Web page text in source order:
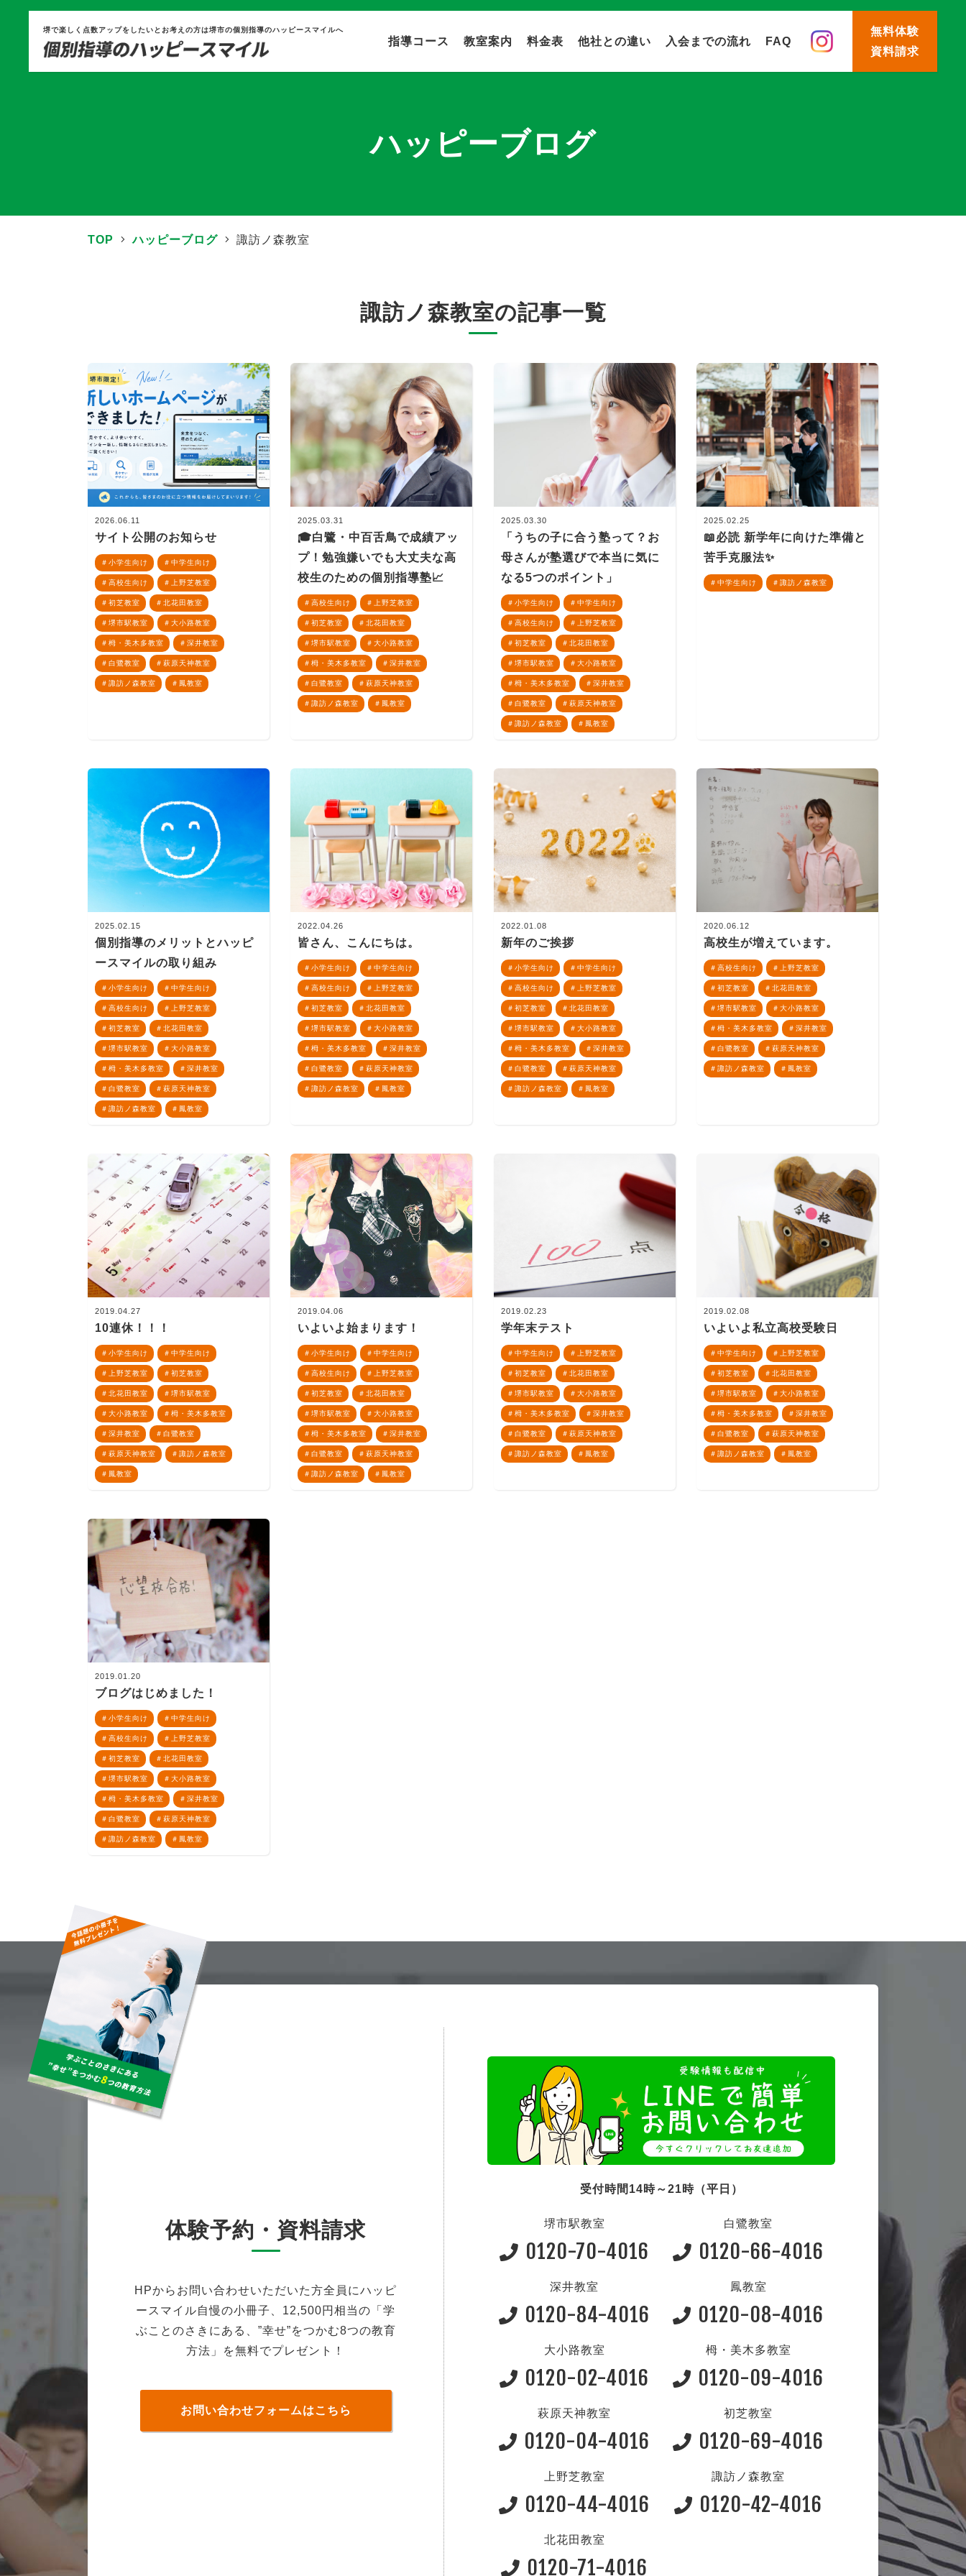
堺で楽しく点数アップをしたいとお考えの方は堺市の個別指導のハッピースマイルへ
指導コース 教室案内 料金表 他社との違い 入会までの流れ FAQ
無料体験
資料請求
ハッピーブログ
TOP ハッピーブログ 諏訪ノ森教室
諏訪ノ森教室の記事一覧
2026.06.11
サイト公開のお知らせ
小学生向け 中学生向け
高校生向け 上野芝教室
初芝教室 北花田教室
堺市駅教室 大小路教室
栂・美木多教室 深井教室
白鷺教室 萩原天神教室
諏訪ノ森教室 鳳教室
2025.03.31
🎓白鷺・中百舌鳥で成績アッ
プ！勉強嫌いでも大丈夫な高
校生のための個別指導塾📈
高校生向け 上野芝教室
初芝教室 北花田教室
堺市駅教室 大小路教室
栂・美木多教室 深井教室
白鷺教室 萩原天神教室
諏訪ノ森教室 鳳教室
2025.03.30
「うちの子に合う塾って？お
母さんが塾選びで本当に気に
なる5つのポイント」
小学生向け 中学生向け
高校生向け 上野芝教室
初芝教室 北花田教室
堺市駅教室 大小路教室
栂・美木多教室 深井教室
白鷺教室 萩原天神教室
諏訪ノ森教室 鳳教室
2025.02.25
📖必読 新学年に向けた準備と
苦手克服法✨
中学生向け 諏訪ノ森教室
2025.02.15
個別指導のメリットとハッピ
ースマイルの取り組み
小学生向け 中学生向け
高校生向け 上野芝教室
初芝教室 北花田教室
堺市駅教室 大小路教室
栂・美木多教室 深井教室
白鷺教室 萩原天神教室
諏訪ノ森教室 鳳教室
2022.04.26
皆さん、こんにちは。
小学生向け 中学生向け
高校生向け 上野芝教室
初芝教室 北花田教室
堺市駅教室 大小路教室
栂・美木多教室 深井教室
白鷺教室 萩原天神教室
諏訪ノ森教室 鳳教室
2022.01.08
新年のご挨拶
小学生向け 中学生向け
高校生向け 上野芝教室
初芝教室 北花田教室
堺市駅教室 大小路教室
栂・美木多教室 深井教室
白鷺教室 萩原天神教室
諏訪ノ森教室 鳳教室
2020.06.12
高校生が増えています。
高校生向け 上野芝教室
初芝教室 北花田教室
堺市駅教室 大小路教室
栂・美木多教室 深井教室
白鷺教室 萩原天神教室
諏訪ノ森教室 鳳教室
2019.04.27
10連休！！！
小学生向け 中学生向け
上野芝教室 初芝教室
北花田教室 堺市駅教室
大小路教室 栂・美木多教室
深井教室 白鷺教室
萩原天神教室 諏訪ノ森教室
鳳教室
2019.04.06
いよいよ始まります！
小学生向け 中学生向け
高校生向け 上野芝教室
初芝教室 北花田教室
堺市駅教室 大小路教室
栂・美木多教室 深井教室
白鷺教室 萩原天神教室
諏訪ノ森教室 鳳教室
2019.02.23
学年末テスト
中学生向け 上野芝教室
初芝教室 北花田教室
堺市駅教室 大小路教室
栂・美木多教室 深井教室
白鷺教室 萩原天神教室
諏訪ノ森教室 鳳教室
2019.02.08
いよいよ私立高校受験日
中学生向け 上野芝教室
初芝教室 北花田教室
堺市駅教室 大小路教室
栂・美木多教室 深井教室
白鷺教室 萩原天神教室
諏訪ノ森教室 鳳教室
2019.01.20
ブログはじめました！
小学生向け 中学生向け
高校生向け 上野芝教室
初芝教室 北花田教室
堺市駅教室 大小路教室
栂・美木多教室 深井教室
白鷺教室 萩原天神教室
諏訪ノ森教室 鳳教室
体験予約・資料請求
HPからお問い合わせいただいた方全員にハッピ
ースマイル自慢の小冊子、12,500円相当の「学
ぶことのさきにある、”幸せ”をつかむ8つの教育
方法」を無料でプレゼント！
お問い合わせフォームはこちら
受付時間14時～21時（平日）
堺市駅教室
0120-70-4016
白鷺教室
0120-66-4016
深井教室
0120-84-4016
鳳教室
0120-08-4016
大小路教室
0120-02-4016
栂・美木多教室
0120-09-4016
萩原天神教室
0120-04-4016
初芝教室
0120-69-4016
上野芝教室
0120-44-4016
諏訪ノ森教室
0120-42-4016
北花田教室
0120-71-4016